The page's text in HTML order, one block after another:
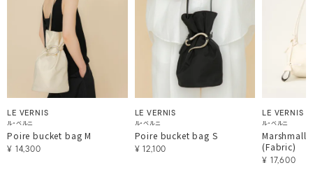
LE VERNIS
ル・ベルニ
Poire bucket bag M
¥ 14,300
LE VERNIS
ル・ベルニ
Poire bucket bag S
¥ 12,100
LE VERNIS
ル・ベルニ
(Fabric)
¥ 17,600